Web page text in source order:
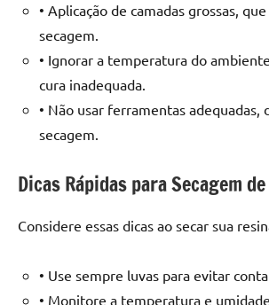
• Aplicação de camadas grossas,
secagem.
• Ignorar a temperatura do
cura inadequada.
• Não usar ferramentas adequadas,
secagem.
Dicas Rápidas para Secagem
Considere essas dicas ao secar sua
• Use sempre luvas para evitar
• Monitore a temperatura e umidade.